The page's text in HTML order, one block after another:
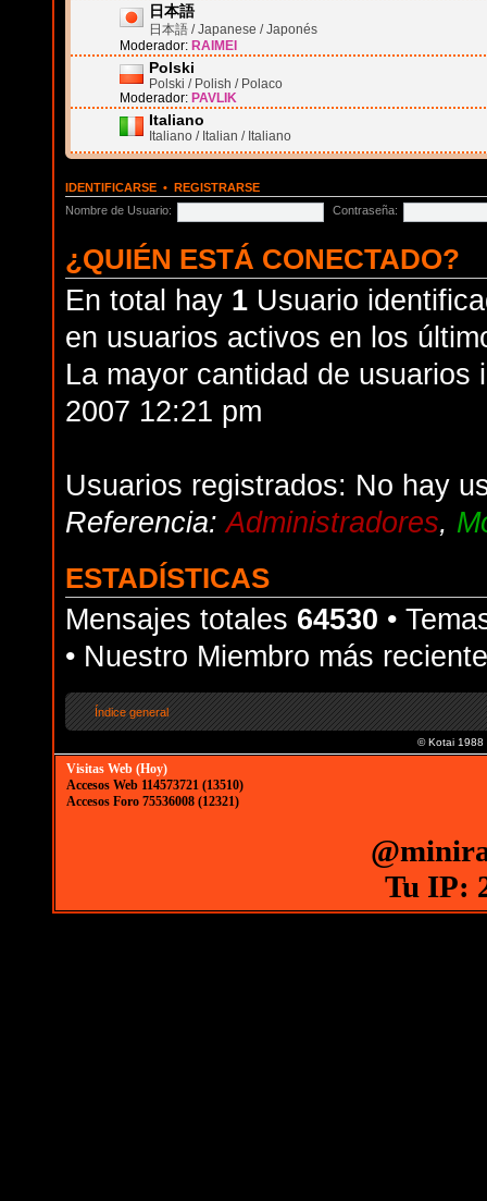
日本語
日本語 / Japanese / Japonés
Moderador: RAIMEI
Polski
Polski / Polish / Polaco
Moderador: PAVLIK
Italiano
Italiano / Italian / Italiano
IDENTIFICARSE • REGISTRARSE
Nombre de Usuario:
Contraseña:
¿QUIÉN ESTÁ CONECTADO?
En total hay 1 Usuario
en usuarios activos en los
La mayor cantidad de
2007 12:21 pm
Usuarios registrados: No hay
Referencia:Administradores,
ESTADÍSTICAS
Mensajes totales 64530 •
• Nuestro Miembro más
Índice general
© Kotai 1988
Visitas Web (Hoy)
Accesos Web 114573721 (13510)
Accesos Foro 75536008 (12321)
Tu IP: